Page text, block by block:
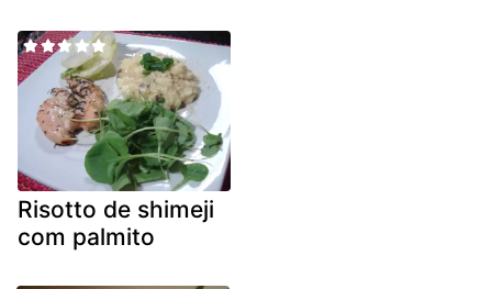
Risotto de shimeji
com palmito